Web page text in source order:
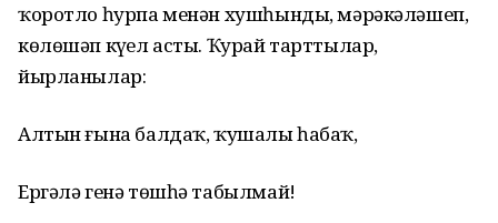
ҡоротло һурпа менән хушһынды, мәрәкәләшеп,
көлөшәп күңел асты. Ҡурай тарттылар,
йырланылар:
Алтын ғына балдаҡ, ҡушалы һабаҡ,
Ергәлә генә төшһә табылмай!